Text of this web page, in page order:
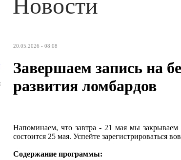
Новости
20.05.2026 - 08:08
Завершаем запись на
развития ломбардов
Напоминаем, что завтра - 21 мая мы закрываем
состоится 25 мая. Успейте зарегистрироваться
Содержание программы: